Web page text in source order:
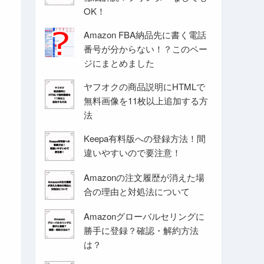
OK！
Amazon FBA納品先に書く電話
番号が分からない！？このペー
ジにまとめました
ヤフオクの商品説明にHTMLで
無料画像を11枚以上追加する方
法
Keepa有料版への登録方法！間
違いやすいので要注意！
Amazonの注文履歴が消えた場
合の理由と対処法について
Amazonグローバルセリングに
勝手に登録？確認・解約方法
は？